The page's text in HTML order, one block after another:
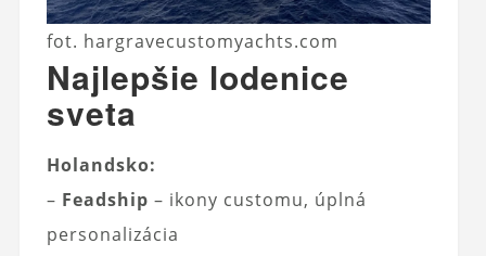
fot. hargravecustomyachts.com
Najlepšie lodenice
sveta
Holandsko:
– Feadship – ikony customu, úplná
personalizácia